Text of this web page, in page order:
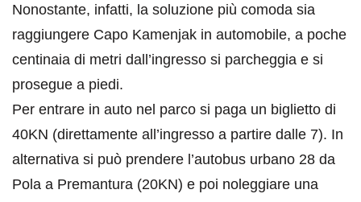
Nonostante, infatti, la soluzione più comoda sia
raggiungere Capo Kamenjak in automobile, a poche
centinaia di metri dall’ingresso si parcheggia e si
prosegue a piedi.
Per entrare in auto nel parco si paga un biglietto di
40KN (direttamente all’ingresso a partire dalle 7). In
alternativa si può prendere l’autobus urbano 28 da
Pola a Premantura (20KN) e poi noleggiare una